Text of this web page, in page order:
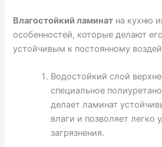
Влагостойкий ламинат на кухню
особенностей, которые делают
устойчивым к постоянному
Водостойкий слой
специальное
делает ламинат
влаги и позволяет легко
загрязнения.